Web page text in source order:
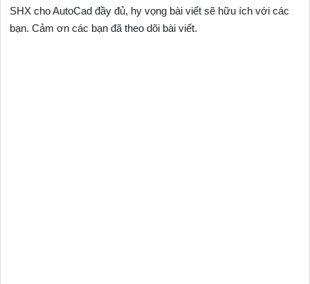
SHX cho AutoCad đầy đủ, hy vọng bài viết sẽ hữu ích với các
bạn. Cảm ơn các bạn đã theo dõi bài viết.